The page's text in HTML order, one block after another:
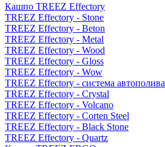
Кашпо TREEZ Effectory
TREEZ Effectory - Stone
TREEZ Effectory - Beton
TREEZ Effectory - Metal
TREEZ Effectory - Wood
TREEZ Effectory - Gloss
TREEZ Effectory - Wow
TREEZ Effectory - система автополива
TREEZ Effectory - Crystal
TREEZ Effectory - Volcano
TREEZ Effectory - Corten Steel
TREEZ Effectory - Black Stone
TREEZ Effectory - Quartz